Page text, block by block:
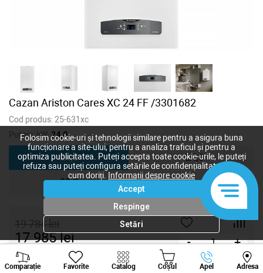
Cazan Ariston Cares XC 24 FF /3301682
Cod produs:25-631xc
Putere, kW: 24,0
24,0 24,0
28,0
19 784lei
17 985lei - +
Cumpără acum
Comparație Favorite Catalog Coșul Apel Adresa
Viber Whatsapp
Folosim cookie-uri și tehnologii similare pentru a asigura buna
funcționare a site-ului, pentru a analiza traficul și pentru a
optimiza publicitatea. Puteți accepta toate cookie-urile, le puteți
refuza sau puteți configura setările de confidențialitate după
cum doriți.
Informații despre cookie
Accept
Respinge
Setări